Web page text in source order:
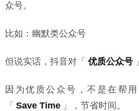
众号。
比如：幽默类公众号
但说实话，抖音对「 优质公众号
因为优质公众号，不是在帮
「 Save Time 」，节省时间。